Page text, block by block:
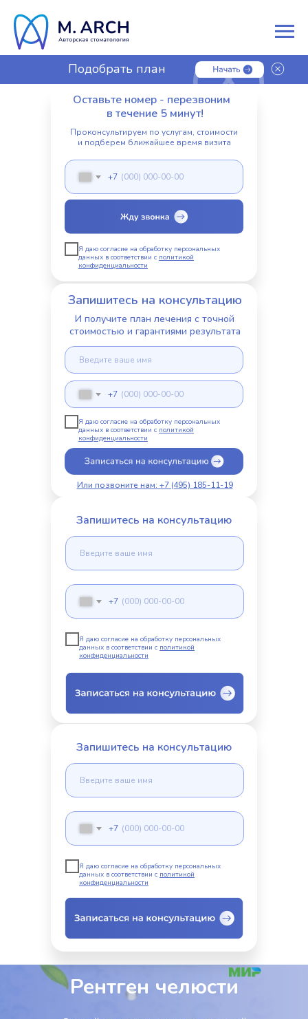
Подобрать план
лечения
Оставьте номер - перезвоним
в течение 5 минут!
Проконсультируем по услугам, стоимости
и подберем ближайшее время визита
+7
Я даю согласие на обработку персональных
данных в соответствии с политикой
конфиденциальности
Запишитесь на консультацию
И получите план лечения с точной
стоимостью и гарантиями результата
Или позвоните нам: +7 (495) 185-11-19
+7
Я даю согласие на обработку персональных
данных в соответствии с политикой
конфиденциальности
Запишитесь на консультацию
+7
Я даю согласие на обработку персональных
данных в соответствии с политикой
конфиденциальности
Запишитесь на консультацию
+7
Я даю согласие на обработку персональных
данных в соответствии с политикой
конфиденциальности
Рентген челюсти